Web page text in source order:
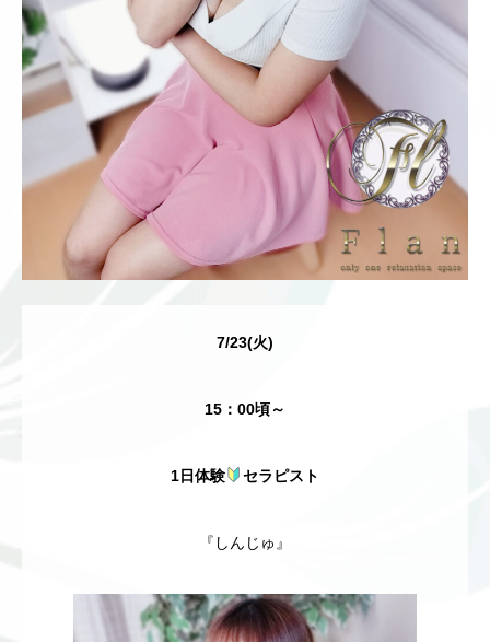
7/23(火)
15：00頃～
1日体験 セラピスト
『しんじゅ』